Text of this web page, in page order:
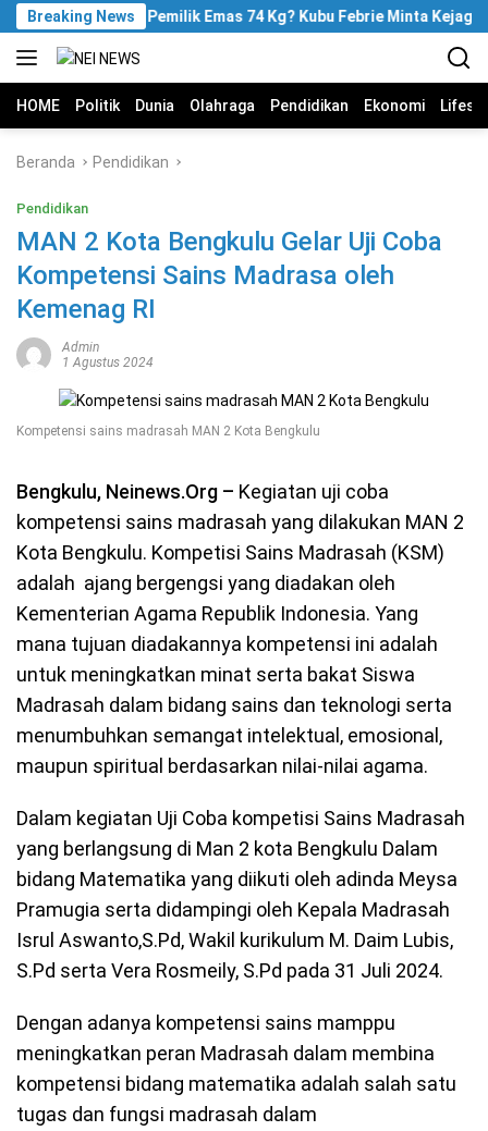
Langsung
ke
konten
Breaking NewsSiapa Pemilik Emas 74 Kg? Kubu Febrie Minta
HOME Politik Dunia Olahraga Pendidikan Ekonomi
Beranda Pendidikan
Pendidikan
MAN 2 Kota Bengkulu Gelar Uji Coba
Kompetensi Sains Madrasa oleh
Kemenag RI
Admin
1 Agustus 2024
Kompetensi sains madrasah MAN 2 Kota Bengkulu
Bengkulu, Neinews.Org – Kegiatan uji coba
kompetensi sains madrasah yang dilakukan MAN 2
Kota Bengkulu. Kompetisi Sains Madrasah (KSM)
adalah ajang bergengsi yang diadakan oleh
Kementerian Agama Republik Indonesia. Yang
mana tujuan diadakannya kompetensi ini adalah
untuk meningkatkan minat serta bakat Siswa
Madrasah dalam bidang sains dan teknologi serta
menumbuhkan semangat intelektual, emosional,
maupun spiritual berdasarkan nilai-nilai agama.
Dalam kegiatan Uji Coba kompetisi Sains Madrasah
yang berlangsung di Man 2 kota Bengkulu Dalam
bidang Matematika yang diikuti oleh adinda Meysa
Pramugia serta didampingi oleh Kepala Madrasah
Isrul Aswanto,S.Pd, Wakil kurikulum M. Daim Lubis,
S.Pd serta Vera Rosmeily, S.Pd pada 31 Juli 2024.
Dengan adanya kompetensi sains mamppu
meningkatkan peran Madrasah dalam membina
kompetensi bidang matematika adalah salah satu
tugas dan fungsi madrasah dalam